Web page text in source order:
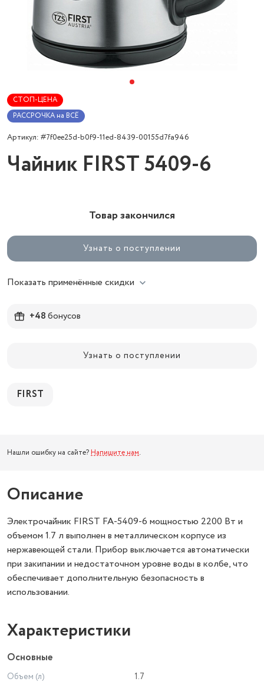
СТОП-ЦЕНА
РАССРОЧКА на ВСЁ
Артикул: #7f0ee25d-b0f9-11ed-8439-00155d7fa946
Чайник FIRST 5409-6
Товар закончился
Узнать о поступлении
Показать применённые скидки
+48бонусов
Узнать о поступлении
FIRST
Нашли ошибку на сайте? Напишите нам.
Описание
Электрочайник FIRST FA-5409-6 мощностью 2200 Вт и
объемом 1.7 л выполнен в металлическом корпусе из
нержавеющей стали. Прибор выключается автоматически
при закипании и недостаточном уровне воды в колбе, что
обеспечивает дополнительную безопасность в
использовании.
Характеристики
Основные
Объем (л)
1.7